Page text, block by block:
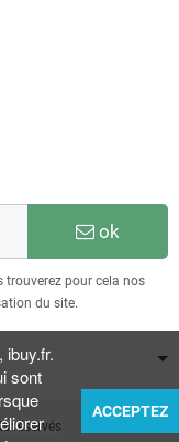
ok
trouverez pour cela nos
du site.
réservés
ibuy.fr.
sont
ACCEPTEZ